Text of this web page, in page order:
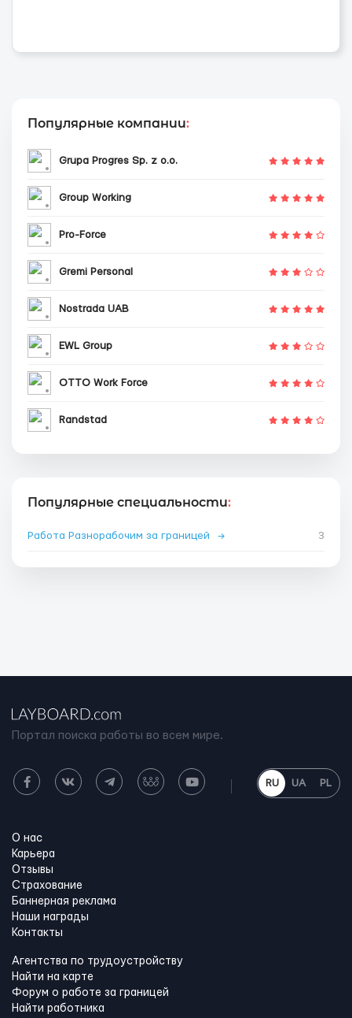
Популярные компании:
Grupa Progres Sp. z o.o.
Group Working
Pro-Force
Gremi Personal
Nostrada UAB
EWL Group
OTTO Work Force
Randstad
Популярные специальности:
Работа Разнорабочим за границей → 3
Портал поиска работы во всем мире.
RU UA PL
О нас
Карьера
Отзывы
Страхование
Баннерная реклама
Наши награды
Контакты
Агентства по трудоустройству
Найти на карте
Форум о работе за границей
Найти работника